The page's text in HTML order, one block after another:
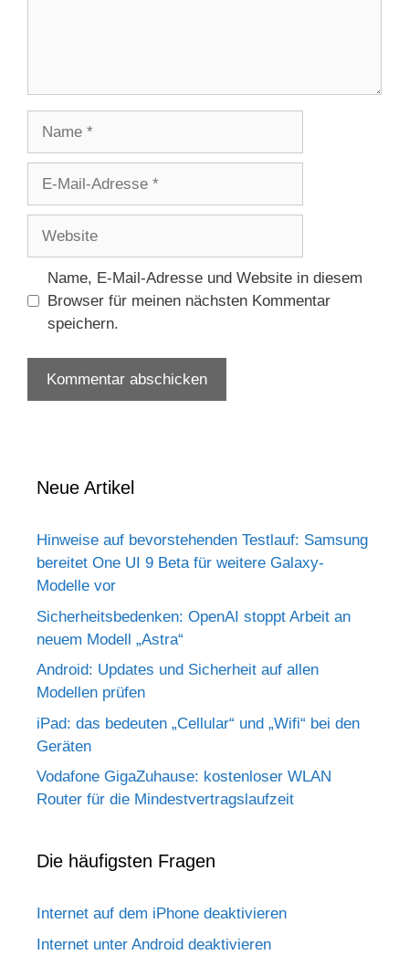
Adresse
Name, E-Mail-Adresse und Website in diesem
Browser für meinen nächsten Kommentar
speichern.
Neue Artikel
Hinweise auf bevorstehenden Testlauf: Samsung
bereitet One UI 9 Beta für weitere Galaxy-
Modelle vor
Sicherheitsbedenken: OpenAI stoppt Arbeit an
neuem Modell „Astra“
Android: Updates und Sicherheit auf allen
Modellen prüfen
iPad: das bedeuten „Cellular“ und „Wifi“ bei den
Geräten
Vodafone GigaZuhause: kostenloser WLAN
Router für die Mindestvertragslaufzeit
Die häufigsten Fragen
Internet auf dem iPhone deaktivieren
Internet unter Android deaktivieren